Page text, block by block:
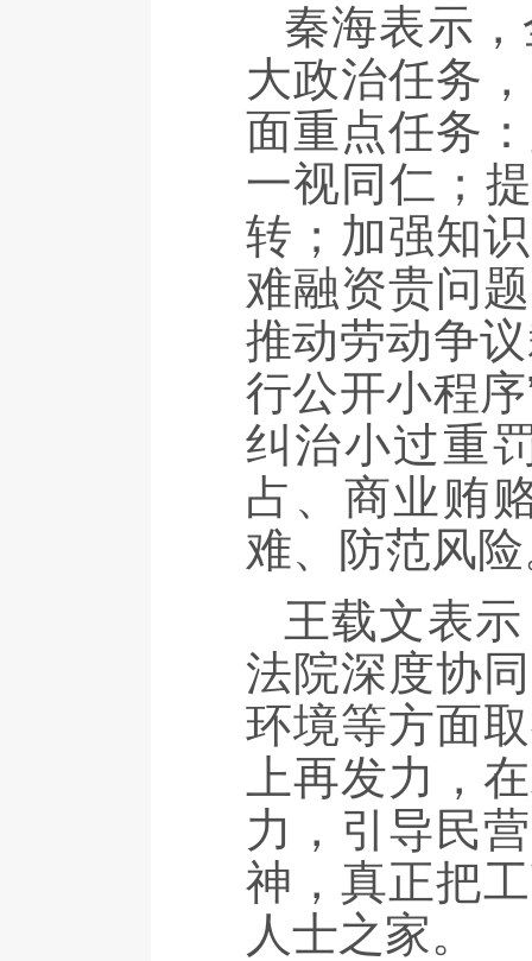
秦海表示
大政治任务
面重点任务
一视同仁；
转；加强知
难融资贵问
推动劳动争
行公开小程
纠治小过重
占、商业贿
难、防范风
王载文表
法院深度协
环境等方面
上再发力，
力，引导民
神，真正把
人士之家。